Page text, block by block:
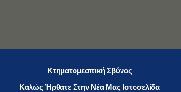
Κτηματομεσιτική Σβύνος
Καλώς Ήρθατε Στην Νέα Μας Ιστοσελίδα